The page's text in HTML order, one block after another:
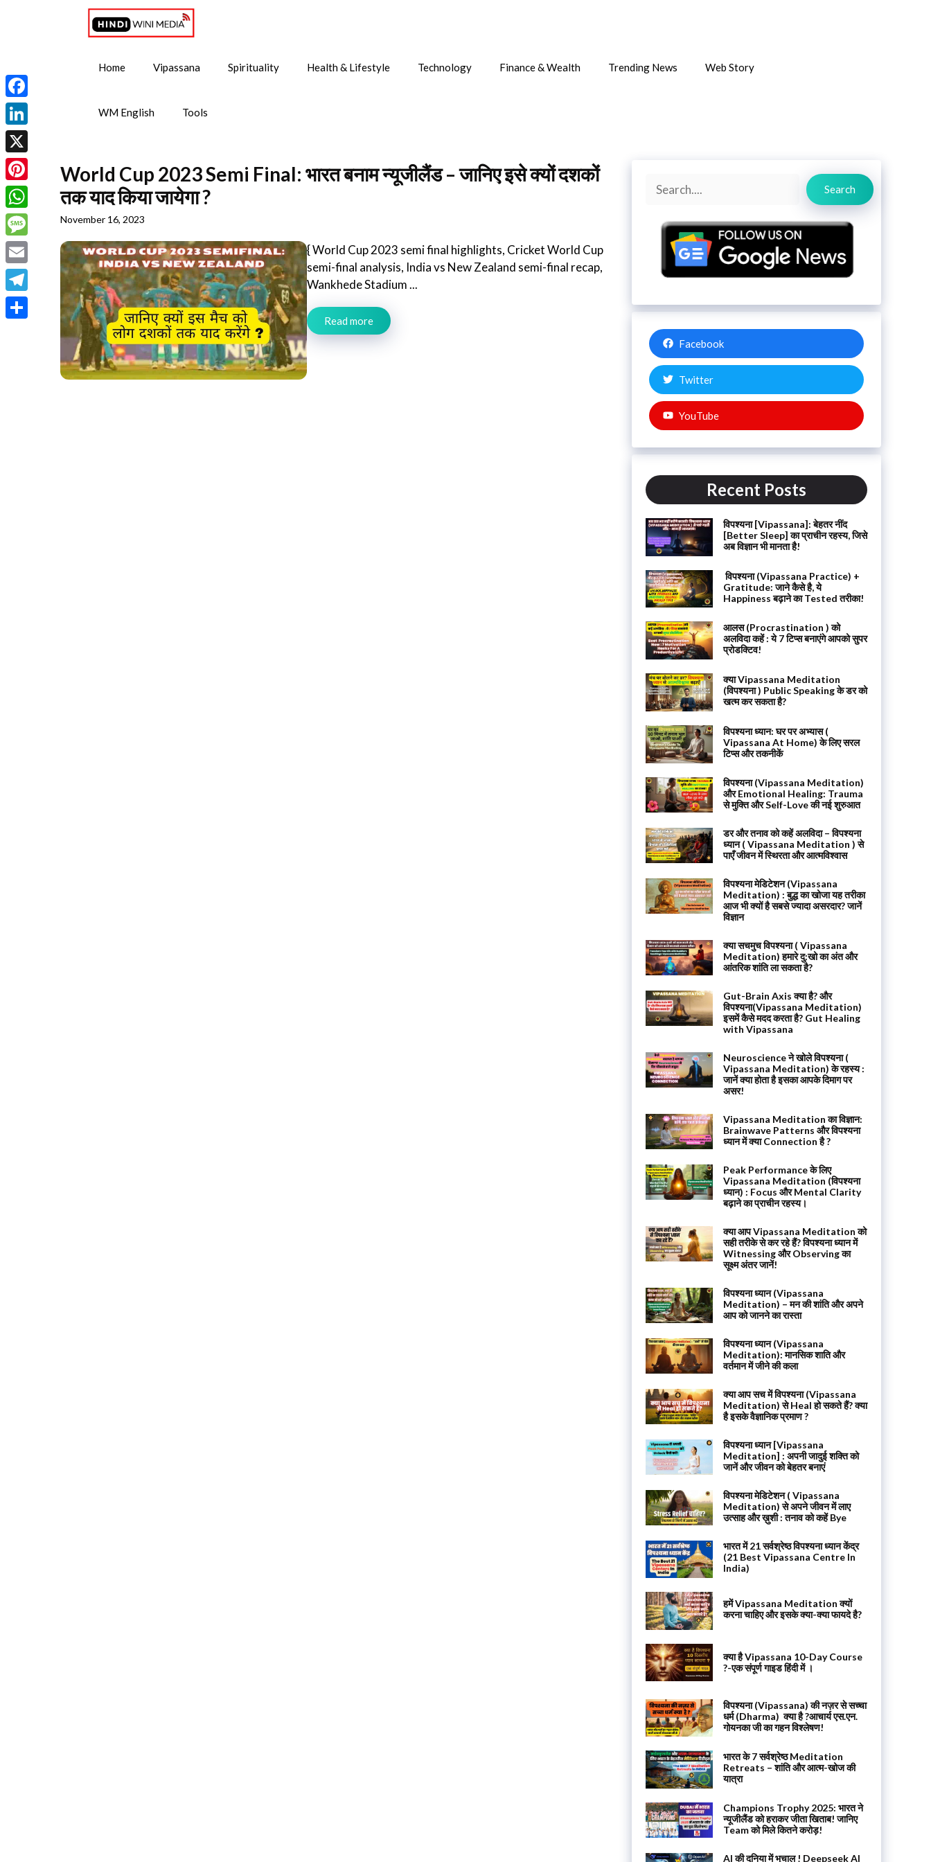
Home Vipassana Spirituality Health & Lifestyle Technology Finance & Wealth Trending News Web Story
WM English Tools
World Cup 2023 Semi Final: भारत बनाम न्यूजीलैंड – जानिए इसे क्यों दशकों
तक याद किया जायेगा ?
November 16, 2023
{ World Cup 2023 semi final highlights, Cricket World Cup
semi-final analysis, India vs New Zealand semi-final recap,
Wankhede Stadium ...
Read more
Search
Search
Facebook
Twitter
YouTube
Recent Posts
विपश्यना [Vipassana]: बेहतर नींद
[Better Sleep] का प्राचीन रहस्य, जिसे
अब विज्ञान भी मानता है!
विपश्यना (Vipassana Practice) +
Gratitude: जाने कैसे है, ये
Happiness बढ़ाने का Tested तरीका!
आलस (Procrastination ) को
अलविदा कहें : ये 7 टिप्स बनाएंगे आपको सुपर
प्रोडक्टिव!
क्या Vipassana Meditation
(विपश्यना ) Public Speaking के डर को
खत्म कर सकता है?
विपश्यना ध्यान: घर पर अभ्यास (
Vipassana At Home) के लिए सरल
टिप्स और तकनीकें
विपश्यना (Vipassana Meditation)
और Emotional Healing: Trauma
से मुक्ति और Self-Love की नई शुरुआत
डर और तनाव को कहें अलविदा – विपश्यना
ध्यान ( Vipassana Meditation ) से
पाएँ जीवन में स्थिरता और आत्मविश्वास
विपश्यना मेडिटेशन (Vipassana
Meditation) : बुद्ध का खोजा यह तरीका
आज भी क्यों है सबसे ज्यादा असरदार? जानें
विज्ञान
क्या सचमुच विपश्यना ( Vipassana
Meditation) हमारे दु:खो का अंत और
आंतरिक शांति ला सकता है?
Gut-Brain Axis क्या है? और
विपश्यना(Vipassana Meditation)
इसमें कैसे मदद करता है? Gut Healing
with Vipassana
Neuroscience ने खोले विपश्यना (
Vipassana Meditation) के रहस्य :
जानें क्या होता है इसका आपके दिमाग पर
असर!
Vipassana Meditation का विज्ञान:
Brainwave Patterns और विपश्यना
ध्यान में क्या Connection है ?
Peak Performance के लिए
Vipassana Meditation (विपश्यना
ध्यान) : Focus और Mental Clarity
बढ़ाने का प्राचीन रहस्य।
क्या आप Vipassana Meditation को
सही तरीके से कर रहे हैं? विपश्यना ध्यान में
Witnessing और Observing का
सूक्ष्म अंतर जानें!
विपश्यना ध्यान (Vipassana
Meditation) – मन की शांति और अपने
आप को जानने का रास्ता
विपश्यना ध्यान (Vipassana
Meditation): मानसिक शाति और
वर्तमान में जीने की कला
क्या आप सच में विपश्यना (Vipassana
Meditation) से Heal हो सकते हैं? क्या
है इसके वैज्ञानिक प्रमाण ?
विपश्यना ध्यान [Vipassana
Meditation] : अपनी जादुई शक्ति को
जानें और जीवन को बेहतर बनाएं
विपश्यना मेडिटेशन ( Vipassana
Meditation) से अपने जीवन में लाए
उत्साह और ख़ुशी : तनाव को कहें Bye
भारत में 21 सर्वश्रेष्ठ विपश्यना ध्यान केंद्र
(21 Best Vipassana Centre In
India)
हमें Vipassana Meditation क्यों
करना चाहिए और इसके क्या-क्या फायदे है?
क्या है Vipassana 10-Day Course
?-एक संपूर्ण गाइड हिंदी में ।
विपश्यना (Vipassana) की नज़र से सच्चा
धर्म (Dharma) क्या है ?आचार्य एस.एन.
गोयनका जी का गहन विश्लेषण!
भारत के 7 सर्वश्रेष्ठ Meditation
Retreats – शांति और आत्म-खोज की
यात्रा
Champions Trophy 2025: भारत ने
न्यूजीलैंड को हराकर जीता खिताब! जानिए
Team को मिले कितने करोड़!
AI की दुनिया में भूचाल ! Deepseek AI
Facebook
LinkedIn
X
Pinterest
WhatsApp
Message
Email
Telegram